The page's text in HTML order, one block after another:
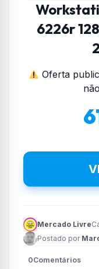
6226r
Oferta
Mercado Livre
Postado por
0Comentários